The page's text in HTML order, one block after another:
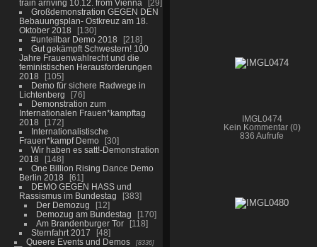
train arriving 10.12. from Vienna
29
Großdemonstration GEGEN DEN
Bebauungsplan- Ostkreuz am 18.
Oktober 2018
130
#unteilbar Demo 2018
218
Gut gekämpft Schwestern! 100
Jahre Frauenwahlrecht und die
feministischen Herausforderungen
2018
105
Demo für sichere Radwege in
Lichtenberg
76
Demonstration zum
Internationalen Frauen*kampftag
2018
172
Internationalistische
Frauen*kampf Demo
30
Wir haben es satt!-Demonstration
2018
148
One Billion Rising Dance Demo
Berlin 2018
61
DEMO GEGEN HASS und
Rassismus im Bundestag
383
Der Demozug
12
Demozug am Bundestag
170
Am Brandenburger Tor
118
Sternfahrt 2017
48
Queere Events und Demos
8336
IMGL0474
Kein Kommentar (0)
836 Aufrufe